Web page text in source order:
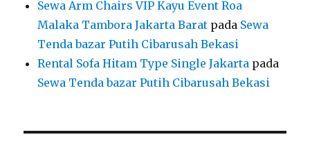
Sewa Arm Chairs VIP Kayu Event Roa
Malaka Tambora Jakarta Barat pada Sewa
Tenda bazar Putih Cibarusah Bekasi
Rental Sofa Hitam Type Single Jakarta pada
Sewa Tenda bazar Putih Cibarusah Bekasi